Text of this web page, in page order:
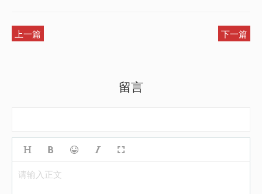
上一篇 下一篇
留言
请输入正文